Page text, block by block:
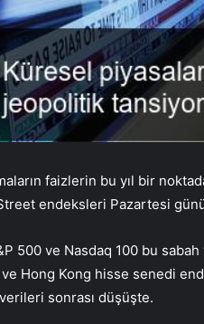
faizlerin bu yıl bir
endeksleri Pazartesi
500 ve Nasdaq 100 bu
Hong Kong hisse senedi
sonrası düşüşte.